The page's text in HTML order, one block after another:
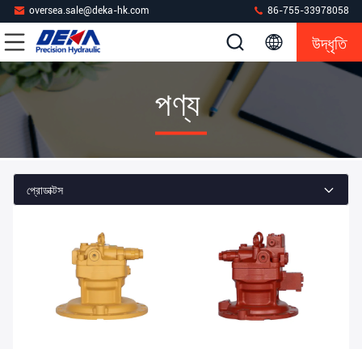
oversea.sale@deka-hk.com 86-755-33978058
উদ্ধৃতি
পণ্য
প্রোডাক্টস